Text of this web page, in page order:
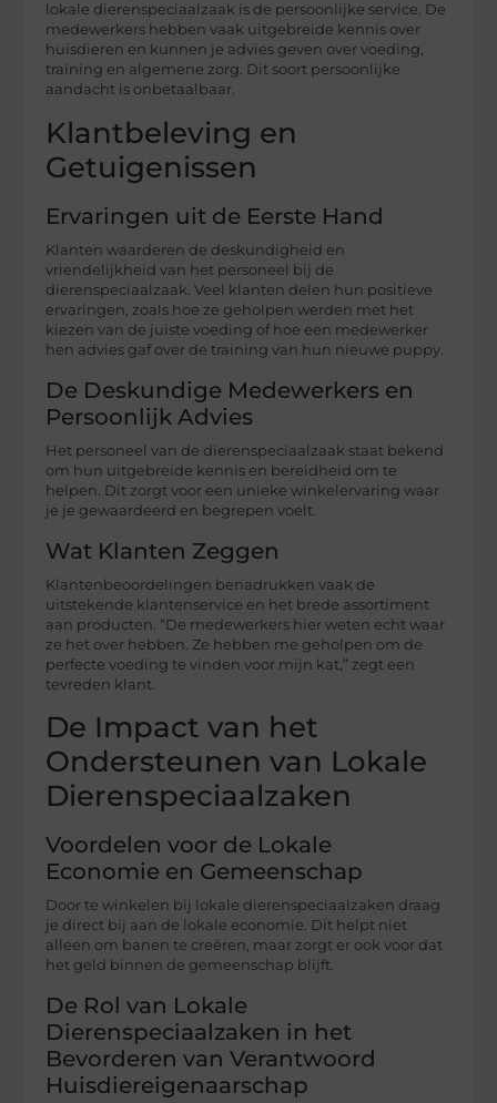
lokale dierenspeciaalzaak is de persoonlijke service. De
medewerkers hebben vaak uitgebreide kennis over
huisdieren en kunnen je advies geven over voeding,
training en algemene zorg. Dit soort persoonlijke
aandacht is onbetaalbaar.
Klantbeleving en
Getuigenissen
Ervaringen uit de Eerste Hand
Klanten waarderen de deskundigheid en
vriendelijkheid van het personeel bij de
dierenspeciaalzaak. Veel klanten delen hun positieve
ervaringen, zoals hoe ze geholpen werden met het
kiezen van de juiste voeding of hoe een medewerker
hen advies gaf over de training van hun nieuwe puppy.
De Deskundige Medewerkers en
Persoonlijk Advies
Het personeel van de dierenspeciaalzaak staat bekend
om hun uitgebreide kennis en bereidheid om te
helpen. Dit zorgt voor een unieke winkelervaring waar
je je gewaardeerd en begrepen voelt.
Wat Klanten Zeggen
Klantenbeoordelingen benadrukken vaak de
uitstekende klantenservice en het brede assortiment
aan producten. “De medewerkers hier weten echt waar
ze het over hebben. Ze hebben me geholpen om de
perfecte voeding te vinden voor mijn kat,” zegt een
tevreden klant.
De Impact van het
Ondersteunen van Lokale
Dierenspeciaalzaken
Voordelen voor de Lokale
Economie en Gemeenschap
Door te winkelen bij lokale dierenspeciaalzaken draag
je direct bij aan de lokale economie. Dit helpt niet
alleen om banen te creëren, maar zorgt er ook voor dat
het geld binnen de gemeenschap blijft.
De Rol van Lokale
Dierenspeciaalzaken in het
Bevorderen van Verantwoord
Huisdiereigenaarschap